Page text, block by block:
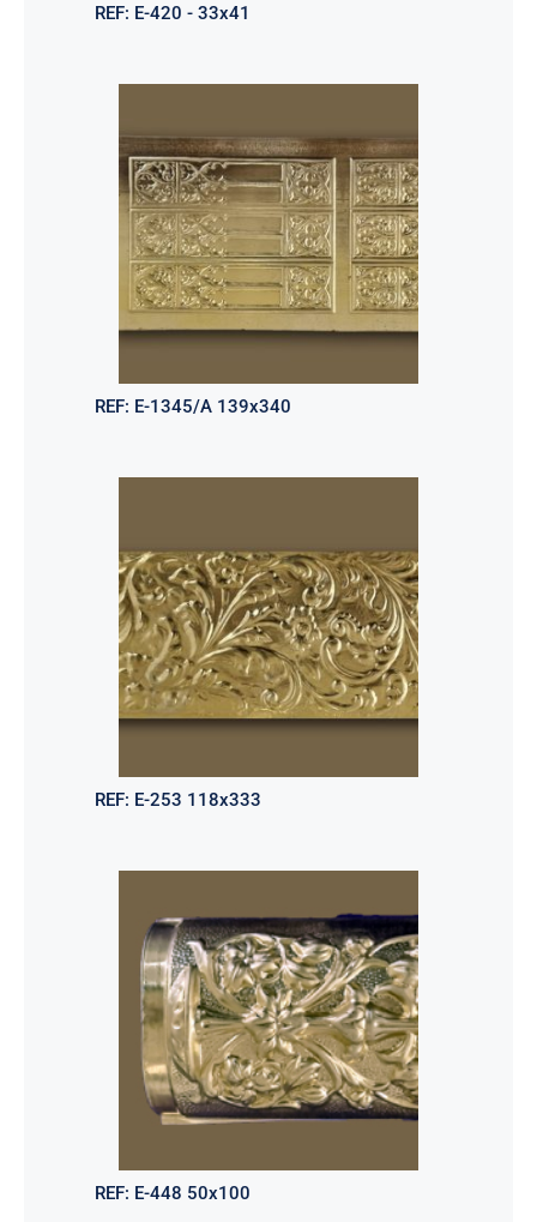
REF: E-420 - 33x41
REF: E-1345/A 139x340
REF: E-253 118x333
REF: E-448 50x100